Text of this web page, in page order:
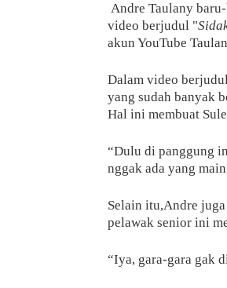
Andre Taulany
video berjudul "
akun YouTube
Dalam video
yang sudah banyak
Hal ini membuat
“Dulu di panggung
nggak ada yang
Selain itu,Andre
pelawak senior ini
“Iya, gara-gara gak